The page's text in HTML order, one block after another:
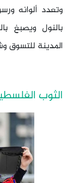
وتعدد ألوانه
بالنول ويصبغ
المدينة للتسوق
الثوب